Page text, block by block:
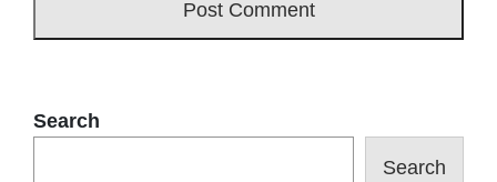
Search
Search